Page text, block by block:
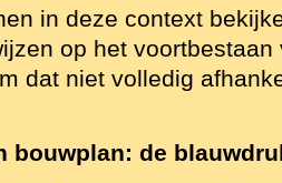
in deze context
op het
dat niet volledig
bouwplan: de